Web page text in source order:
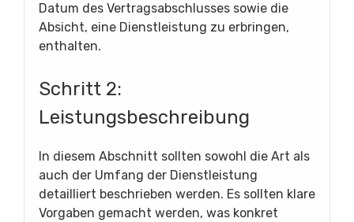
Datum des Vertragsabschlusses sowie die
Absicht, eine Dienstleistung zu erbringen,
enthalten.
Schritt 2:
Leistungsbeschreibung
In diesem Abschnitt sollten sowohl die Art als
auch der Umfang der Dienstleistung
detailliert beschrieben werden. Es sollten klare
Vorgaben gemacht werden, was konkret